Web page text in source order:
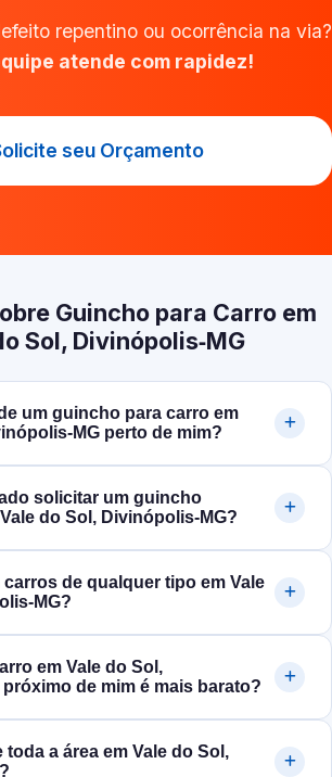
repentino ou ocorrência na via?
atende com rapidez!
seu Orçamento
Guincho para Carro em
Sol, Divinópolis‑MG
um guincho para carro em
perto de mim?
solicitar um guincho
do Sol, Divinópolis‑MG?
de qualquer tipo em Vale
em Vale do Sol,
próximo de mim é mais barato?
a área em Vale do Sol,